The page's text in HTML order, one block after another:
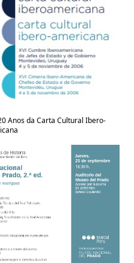
Anos da Carta Cultural Ibero-